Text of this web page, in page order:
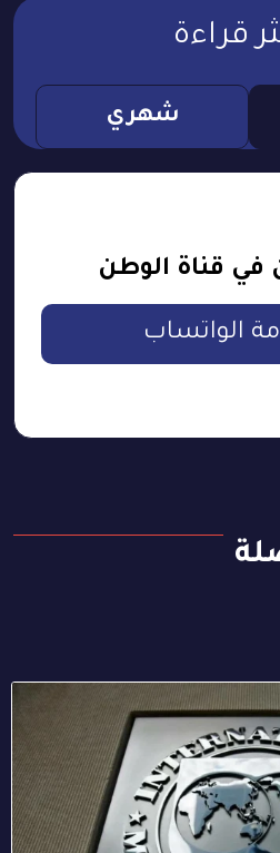
قراءة
شهري
في قناة الوطن
الواتساب